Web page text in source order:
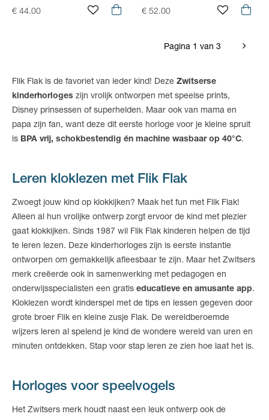
€ 44.00 € 52.00
Pagina 1 van 3
Flik Flak is de favoriet van ieder kind! Deze Zwitserse
kinderhorloges zijn vrolijk ontworpen met speelse prints,
Disney prinsessen of superhelden. Maar ook van mama en
papa zijn fan, want deze dit eerste horloge voor je kleine spruit
is BPA vrij, schokbestendig én machine wasbaar op 40°C.
Leren kloklezen met Flik Flak
Zwoegt jouw kind op klokkijken? Maak het fun met Flik Flak!
Alleen al hun vrolijke ontwerp zorgt ervoor de kind met plezier
gaat klokkijken. Sinds 1987 wil Flik Flak kinderen helpen de tijd
te leren lezen. Deze kinderhorloges zijn is eerste instantie
ontworpen om gemakkelijk afleesbaar te zijn. Maar het Zwitsers
merk creëerde ook in samenwerking met pedagogen en
onderwijsspecialisten een gratis educatieve en amusante app.
Kloklezen wordt kinderspel met de tips en lessen gegeven door
grote broer Flik en kleine zusje Flak. De wereldberoemde
wijzers leren al spelend je kind de wondere wereld van uren en
minuten ontdekken. Stap voor stap leren ze zien hoe laat het is.
Horloges voor speelvogels
Het Zwitsers merk houdt naast een leuk ontwerp ook de